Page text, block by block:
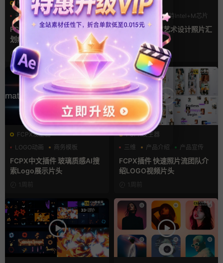
FCPX转场
光效
复古风
支持Intel+M芯片
FCPX转场插件 15组光效胶片
划痕复古视频过渡
4小时前
FCPX发生器
LOGO动画
支持Intel+M芯片
汇聚
fcpx片头插件 艺术设计照片汇
聚LOGO动画
4天前
FCPX发生器
LOGO动画
商务模板
支持Intel+M芯片
FCPX中文插件 玻璃质感AI搜
索Logo展示片头
1周前
FCPX发生器
三维
产品介绍 产品宣传
FCPX插件 快速照片流团队介
绍LOGO视频片头
1周前